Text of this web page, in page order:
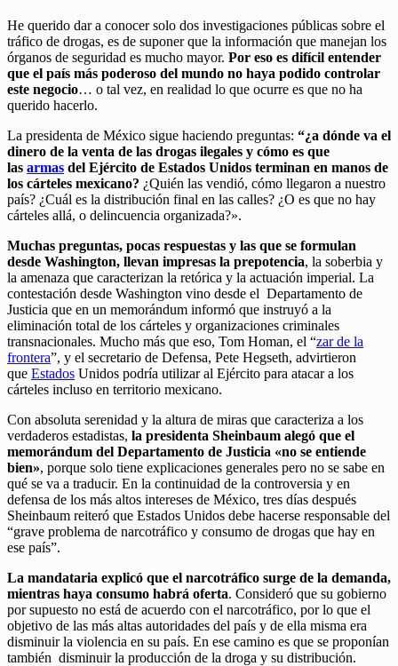
He querido dar a conocer solo dos investigaciones públicas sobre el
tráfico de drogas, es de suponer que la información que manejan los
órganos de seguridad es mucho mayor. Por eso es difícil entender
que el país más poderoso del mundo no haya podido controlar
este negocio… o tal vez, en realidad lo que ocurre es que no ha
querido hacerlo.
La presidenta de México sigue haciendo preguntas: “¿a dónde va el
dinero de la venta de las drogas ilegales y cómo es que
las armas del Ejército de Estados Unidos terminan en manos de
los cárteles mexicano? ¿Quién las vendió, cómo llegaron a nuestro
país? ¿Cuál es la distribución final en las calles? ¿O es que no hay
cárteles allá, o delincuencia organizada?».
Muchas preguntas, pocas respuestas y las que se formulan
desde Washington, llevan impresas la prepotencia, la soberbia y
la amenaza que caracterizan la retórica y la actuación imperial. La
contestación desde Washington vino desde el Departamento de
Justicia que en un memorándum informó que instruyó a la
eliminación total de los cárteles y organizaciones criminales
transnacionales. Mucho más que eso, Tom Homan, el “zar de la
frontera”, y el secretario de Defensa, Pete Hegseth, advirtieron
que Estados Unidos podría utilizar al Ejército para atacar a los
cárteles incluso en territorio mexicano.
Con absoluta serenidad y la altura de miras que caracteriza a los
verdaderos estadistas, la presidenta Sheinbaum alegó que el
memorándum del Departamento de Justicia «no se entiende
bien», porque solo tiene explicaciones generales pero no se sabe en
qué se va a traducir. En la continuidad de la controversia y en
defensa de los más altos intereses de México, tres días después
Sheinbaum reiteró que Estados Unidos debe hacerse responsable del
“grave problema de narcotráfico y consumo de drogas que hay en
ese país”.
La mandataria explicó que el narcotráfico surge de la demanda,
mientras haya consumo habrá oferta. Consideró que su gobierno
por supuesto no está de acuerdo con el narcotráfico, por lo que el
objetivo de las más altas autoridades del país y de ella misma era
disminuir la violencia en su país. En ese camino es que se proponían
también disminuir la producción de la droga y su distribución.